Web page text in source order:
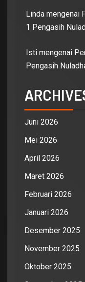
Linda mengenai
1 Pengasih
Isti mengenai
Pengasih
Juni 2026
Mei 2026
April 2026
Maret 2026
Februari 2026
Januari 2026
Desember 2025
November 2025
Oktober 2025